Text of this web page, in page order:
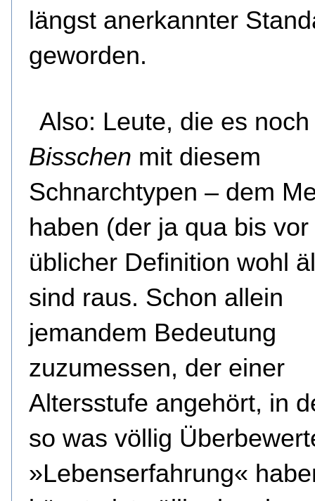
längst anerkannter
geworden.
Also: Leute, die es
Bisschen mit diesem
Schnarchtypen – dem
haben (der ja qua bis
üblicher Definition wohl
sind raus. Schon allein
jemandem Bedeutung
zuzumessen, der einer
Altersstufe angehört, in
so was völlig
»Lebenserfahrung«